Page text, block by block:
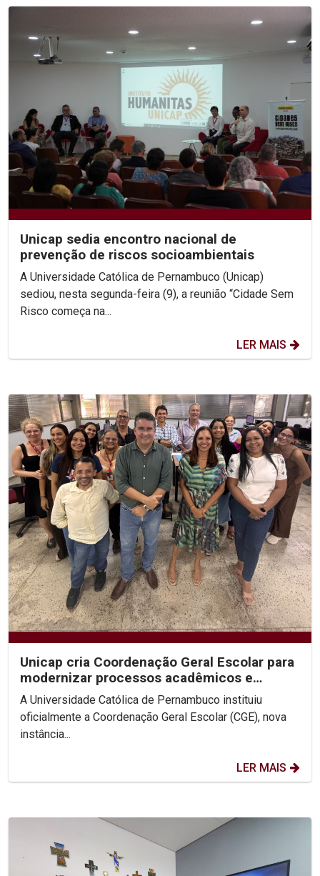
Unicap sedia encontro nacional de
prevenção de riscos socioambientais
A Universidade Católica de Pernambuco (Unicap)
sediou, nesta segunda-feira (9), a reunião “Cidade Sem
Risco começa na...
LER MAIS
Unicap cria Coordenação Geral Escolar para
modernizar processos acadêmicos e
ampliar o uso de IA...
A Universidade Católica de Pernambuco instituiu
oficialmente a Coordenação Geral Escolar (CGE), nova
instância...
LER MAIS